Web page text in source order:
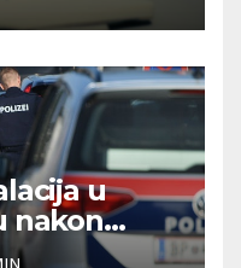
u
nakon